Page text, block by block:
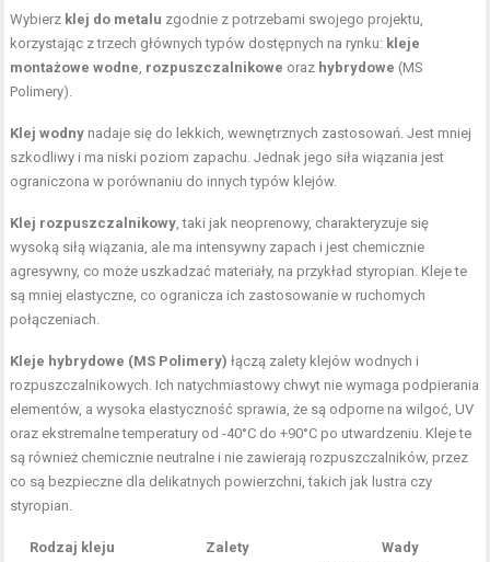
Wybierz klej do metalu zgodnie z potrzebami swojego projektu,
korzystając z trzech głównych typów dostępnych na rynku: kleje
montażowe wodne, rozpuszczalnikowe oraz hybrydowe (MS
Polimery).
Klej wodny nadaje się do lekkich, wewnętrznych zastosowań. Jest mniej
szkodliwy i ma niski poziom zapachu. Jednak jego siła wiązania jest
ograniczona w porównaniu do innych typów klejów.
Klej rozpuszczalnikowy, taki jak neoprenowy, charakteryzuje się
wysoką siłą wiązania, ale ma intensywny zapach i jest chemicznie
agresywny, co może uszkadzać materiały, na przykład styropian. Kleje te
są mniej elastyczne, co ogranicza ich zastosowanie w ruchomych
połączeniach.
Kleje hybrydowe (MS Polimery) łączą zalety klejów wodnych i
rozpuszczalnikowych. Ich natychmiastowy chwyt nie wymaga podpierania
elementów, a wysoka elastyczność sprawia, że są odporne na wilgoć, UV
oraz ekstremalne temperatury od -40°C do +90°C po utwardzeniu. Kleje te
są również chemicznie neutralne i nie zawierają rozpuszczalników, przez
co są bezpieczne dla delikatnych powierzchni, takich jak lustra czy
styropian.
Rodzaj kleju Zalety Wady